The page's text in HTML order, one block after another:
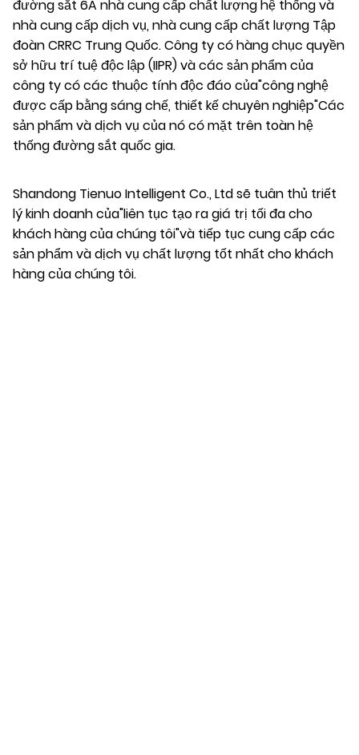
đường sắt 6A nhà cung cấp chất lượng hệ thống và
nhà cung cấp dịch vụ, nhà cung cấp chất lượng Tập
đoàn CRRC Trung Quốc. Công ty có hàng chục quyền
sở hữu trí tuệ độc lập (IIPR) và các sản phẩm của
công ty có các thuộc tính độc đáo của"công nghệ
được cấp bằng sáng chế, thiết kế chuyên nghiệp"Các
sản phẩm và dịch vụ của nó có mặt trên toàn hệ
thống đường sắt quốc gia.
Shandong Tienuo Intelligent Co., Ltd sẽ tuân thủ triết
lý kinh doanh của"liên tục tạo ra giá trị tối đa cho
khách hàng của chúng tôi"và tiếp tục cung cấp các
sản phẩm và dịch vụ chất lượng tốt nhất cho khách
hàng của chúng tôi.